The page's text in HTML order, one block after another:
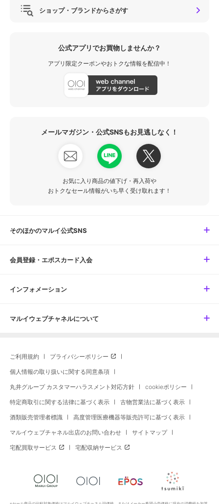
ショップ・ブランドからさがす
公式アプリでお買物しませんか？
アプリ限定クーポンやおトクな情報を配信中！
メールマガジン・公式SNSもお見逃しなく！
お気に入り商品の値下げ・再入荷や
おトクなセール情報がいち早く受け取れます！
そのほかのマルイ公式SNS
会員登録・エポスカード入会
インフォメーション
マルイウェブチャネルについて
ご利用規約 プライバシーポリシー
個人情報の取り扱いに関する同意条項
丸井グループ カスタマーハラスメント対応方針 cookieポリシー
特定商取引に関する法律に基づく表示 古物営業法に基づく表示
酒類販売管理者標識 高度管理医療機器等販売許可に基づく表示
マルイウェブチャネル出店のお問い合わせ サイトマップ
宅配買取サービス 宅配収納サービス